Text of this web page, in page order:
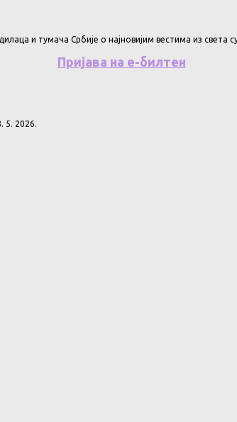
и тумача Србије о најновијим вестима из
Пријава на е-билтен
5. 2026.